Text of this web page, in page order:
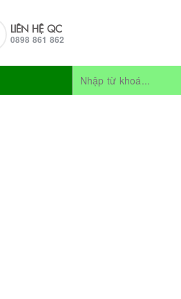
LIÊN HỆ QC
0898 861 862